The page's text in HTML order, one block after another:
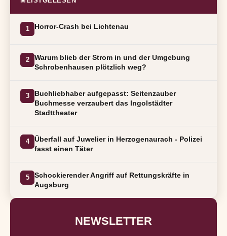
1 Horror-Crash bei Lichtenau
2
Warum blieb der Strom in und der Umgebung
Schrobenhausen plötzlich weg?
3
Buchliebhaber aufgepasst: Seitenzauber
Buchmesse verzaubert das Ingolstädter
Stadttheater
4
Überfall auf Juwelier in Herzogenaurach - Polizei
fasst einen Täter
5
Schockierender Angriff auf Rettungskräfte in
Augsburg
NEWSLETTER